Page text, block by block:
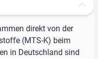
direkt von der
(MTS-K) beim
in Deutschland sind